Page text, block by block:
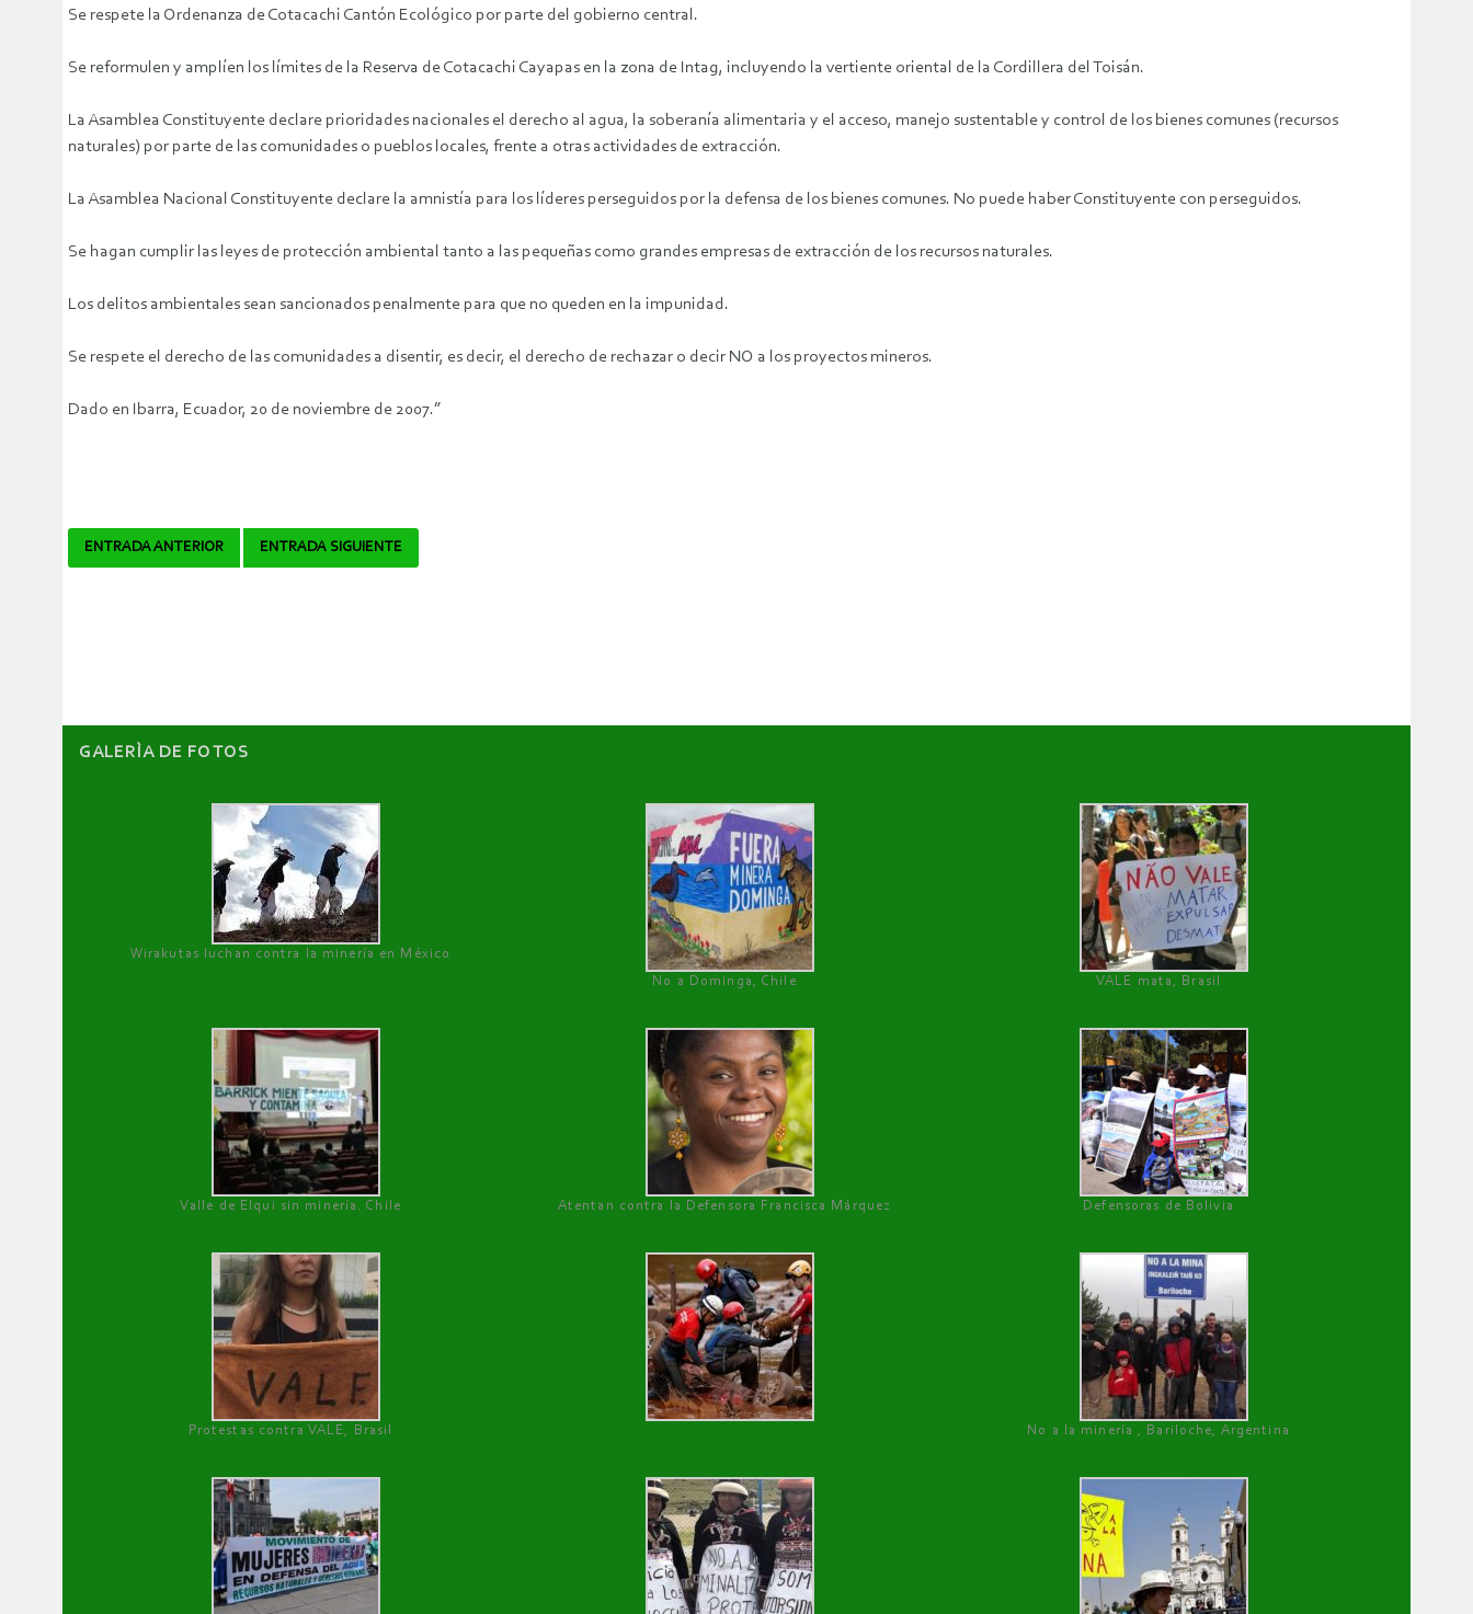
Se respete la Ordenanza de Cotacachi Cantón Ecológico por parte del gobierno central.
Se reformulen y amplíen los límites de la Reserva de Cotacachi Cayapas en la zona de Intag, incluyendo la vertiente oriental de la Cordillera del Toisán.
La Asamblea Constituyente declare prioridades nacionales el derecho al agua, la soberanía alimentaria y el acceso, manejo sustentable y control de los bienes comunes (recursos
naturales) por parte de las comunidades o pueblos locales, frente a otras actividades de extracción.
La Asamblea Nacional Constituyente declare la amnistía para los líderes perseguidos por la defensa de los bienes comunes. No puede haber Constituyente con perseguidos.
Se hagan cumplir las leyes de protección ambiental tanto a las pequeñas como grandes empresas de extracción de los recursos naturales.
Los delitos ambientales sean sancionados penalmente para que no queden en la impunidad.
Se respete el derecho de las comunidades a disentir, es decir, el derecho de rechazar o decir NO a los proyectos mineros.
Dado en Ibarra, Ecuador, 20 de noviembre de 2007.”
Navegador
ENTRADA ANTERIOR ENTRADA SIGUIENTE
GALERÌA DE FOTOS
Wirakutas luchan contra la minería en México
No a Dominga, Chile
VALE mata, Brasil
Valle de Elqui sin minería. Chile Atentan contra la Defensora Francisca Márquez Defensoras de Bolivia
Protestas contra VALE, Brasil No a la minería , Bariloche, Argentina